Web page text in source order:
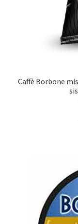
Caffè Borbone